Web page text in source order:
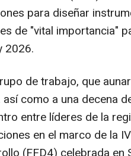
para diseñar
de "vital importancia"
2026.
de trabajo, que
así como a una decena
entre líderes de la
en el marco de la